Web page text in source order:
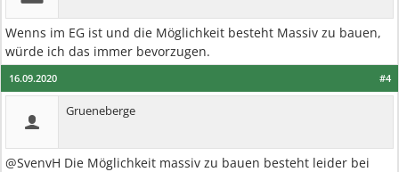
Wenns im EG ist und die Möglichkeit besteht Massiv zu bauen,
würde ich das immer bevorzugen.
#4
16.09.2020
Grueneberge
@SvenvH Die Möglichkeit massiv zu bauen besteht leider bei